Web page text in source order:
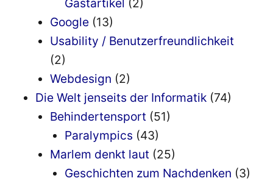
Google (13)
Usability / Benutzerfreundlichkeit
(2)
Webdesign (2)
Die Welt jenseits der Informatik (74)
Behindertensport (51)
Paralympics (43)
Marlem denkt laut (25)
Geschichten zum Nachdenken (3)